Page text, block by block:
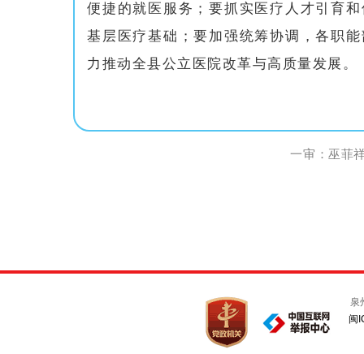
便捷的就医服务；要抓实医疗人才引育
基层医疗基础；要加强统筹协调，各职
力推动全县公立医院改革与高质量发展。
一审：巫菲
泉
闽